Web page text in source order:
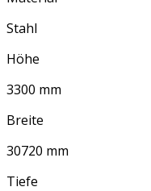
Stahl
Höhe
3300 mm
Breite
30720 mm
Tiefe